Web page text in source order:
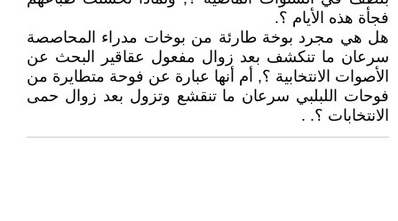
فجأة هذه الأيام ؟.
هل هي مجرد بوخة طارئة من بوخات مدراء المحاصصة
سرعان ما تنكشف بعد زوال مفعول عقاقير البحث عن
الأصوات الانتخابية ؟, أم أنها عبارة عن فوحة متطايرة من
فوحات اللبلبي سرعان ما تنقشع وتزول بعد زوال حمى
الانتخابات ؟. .